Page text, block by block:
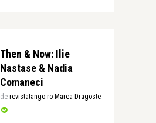
Then & Now: Ilie
Nastase & Nadia
Comaneci
de revistatango.ro Marea Dragoste